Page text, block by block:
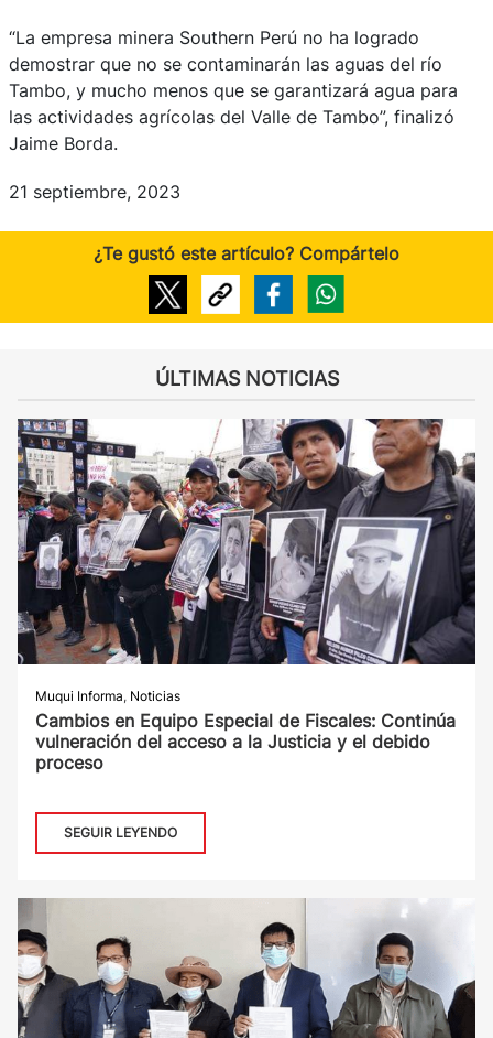
“La empresa minera Southern Perú no ha logrado
demostrar que no se contaminarán las aguas del río
Tambo, y mucho menos que se garantizará agua para
las actividades agrícolas del Valle de Tambo”, finalizó
Jaime Borda.
21 septiembre, 2023
¿Te gustó este artículo? Compártelo
ÚLTIMAS NOTICIAS
Muqui Informa, Noticias
Cambios en Equipo Especial de Fiscales: Continúa
vulneración del acceso a la Justicia y el debido
proceso
SEGUIR LEYENDO